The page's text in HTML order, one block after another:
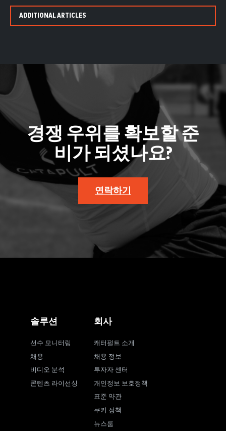
ADDITIONAL ARTICLES
경쟁 우위를 확보할 준
비가 되셨나요?
연락하기
솔루션
선수 모니터링
채용
비디오 분석
콘텐츠 라이선싱
회사
캐터펄트 소개
채용 정보
투자자 센터
개인정보 보호정책
표준 약관
쿠키 정책
뉴스룸